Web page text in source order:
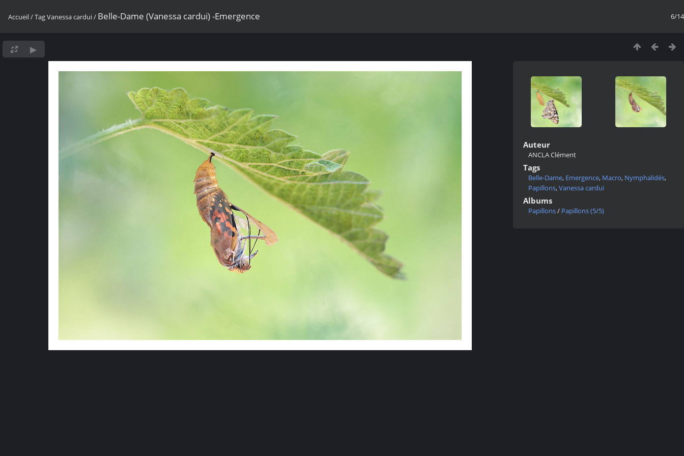
6/14
Accueil/TagVanessa cardui/ Belle-Dame (Vanessa cardui) -Emergence
Auteur
ANCLA Clément
Tags
Belle-Dame, Emergence, Macro, Nymphalidés,
Papillons,Vanessa cardui
Albums
Papillons/ Papillons (5/5)